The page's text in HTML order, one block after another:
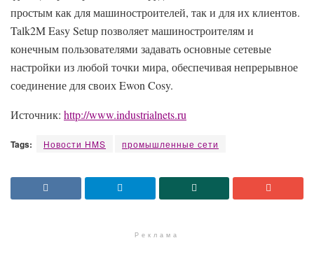
простым как для машиностроителей, так и для их клиентов.
Talk2M Easy Setup позволяет машиностроителям и
конечным пользователями задавать основные сетевые
настройки из любой точки мира, обеспечивая непрерывное
соединение для своих Ewon Cosy.
Источник: http://www.industrialnets.ru
Tags: Новости HMS промышленные сети
Реклама